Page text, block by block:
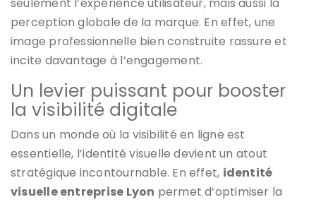
seulement l’expérience utilisateur, mais aussi la
perception globale de la marque. En effet, une
image professionnelle bien construite rassure et
incite davantage à l’engagement.
Un levier puissant pour booster
la visibilité digitale
Dans un monde où la visibilité en ligne est
essentielle, l’identité visuelle devient un atout
stratégique incontournable. En effet, identité
visuelle entreprise Lyon permet d’optimiser la